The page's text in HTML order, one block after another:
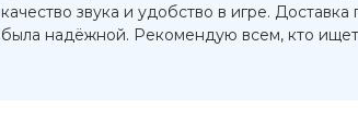
качество звука и удобство в игре.
была надёжной. Рекомендую всем, кто